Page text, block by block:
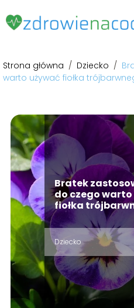
Strona główna / Dziecko /
warto używać fiołka
Bratek
do czego
fiołka
Dziecko